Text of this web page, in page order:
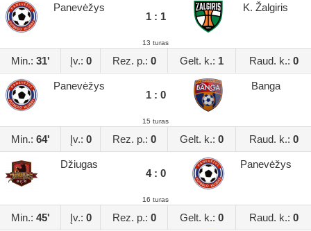
Panevėžys
1 : 1
K. Žalgiris
13 turas
Min.: 31' Įv.: 0 Rez. p.: 0 Gelt. k.: 1 Raud. k.: 0
Panevėžys
1 : 0
Banga
15 turas
Min.: 64' Įv.: 0 Rez. p.: 0 Gelt. k.: 0 Raud. k.: 0
Džiugas
4 : 0
Panevėžys
16 turas
Min.: 45' Įv.: 0 Rez. p.: 0 Gelt. k.: 0 Raud. k.: 0